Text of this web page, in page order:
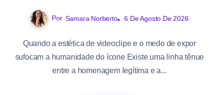
Por Samara Norberto 6 De Agosto De 2026
Quando a estética de videoclipe e o medo de expor
sufocam a humanidade do ícone Existe uma linha tênue
entre a homenagem legítima e a...